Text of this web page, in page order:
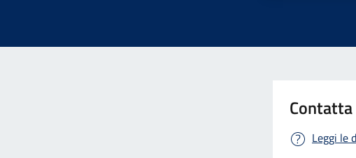
Leggi le